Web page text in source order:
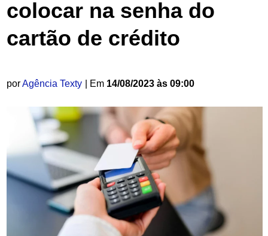
colocar na senha do
cartão de crédito
porAgência Texty | Em 14/08/2023 às 09:00